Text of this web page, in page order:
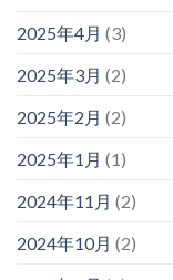
2025年4月 (3)
2025年3月 (2)
2025年2月 (2)
2025年1月 (1)
2024年11月 (2)
2024年10月 (2)